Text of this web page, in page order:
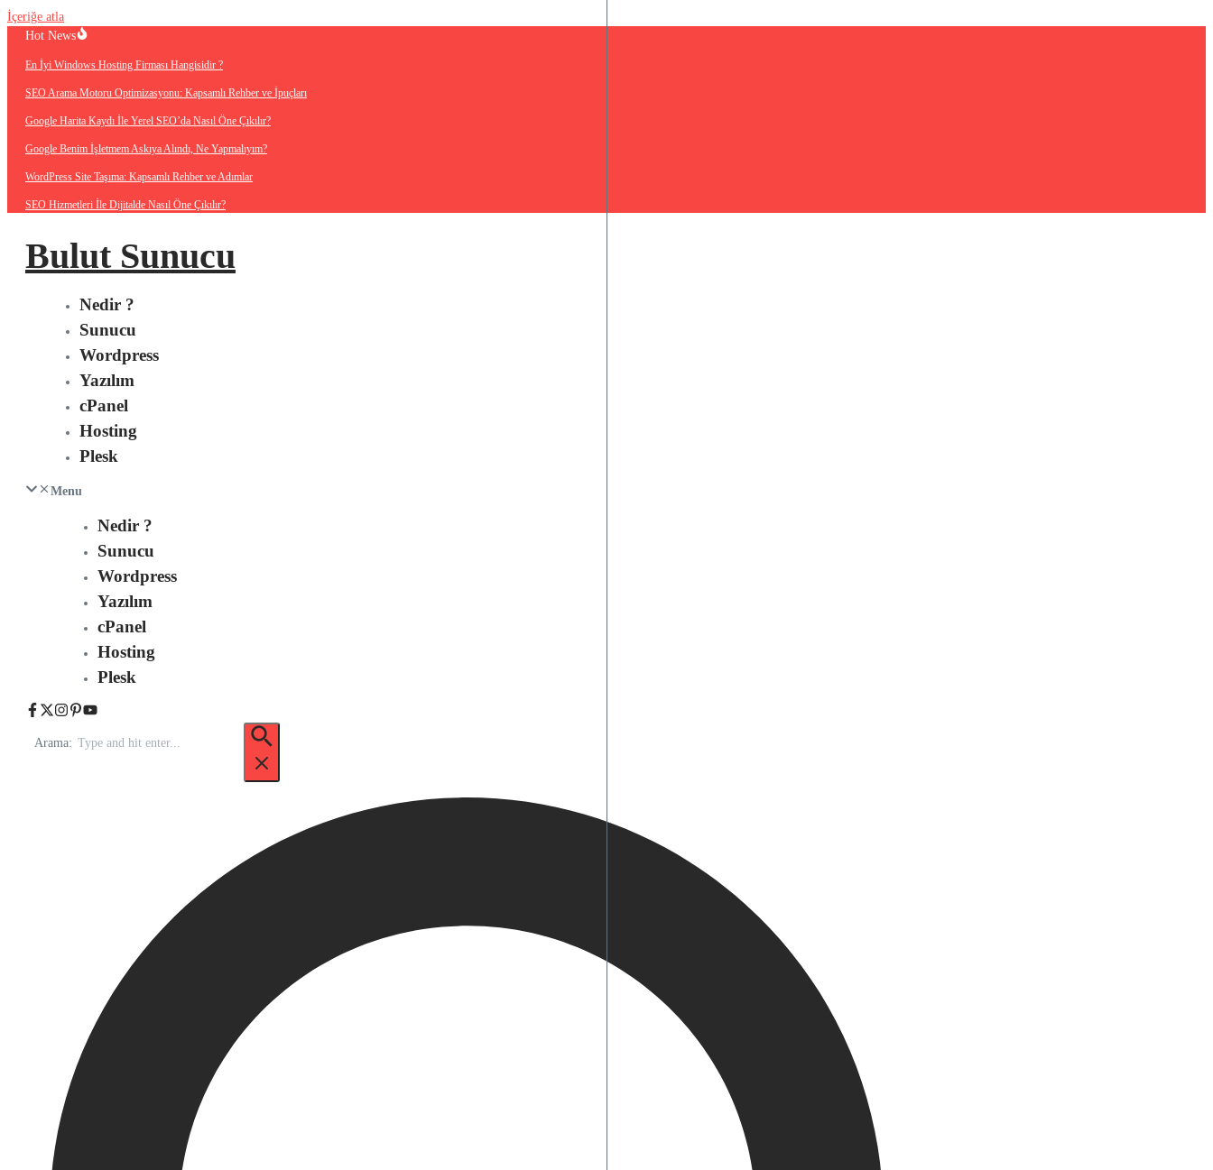
İçeriğe atla
Hot News
En İyi Windows Hosting Firması Hangisidir ?
SEO Arama Motoru Optimizasyonu: Kapsamlı Rehber ve İpuçları
Google Harita Kaydı İle Yerel SEO’da Nasıl Öne Çıkılır?
Google Benim İşletmem Askıya Alındı, Ne Yapmalıyım?
WordPress Site Taşıma: Kapsamlı Rehber ve Adımlar
SEO Hizmetleri İle Dijitalde Nasıl Öne Çıkılır?
Bulut Sunucu
Nedir ?
Sunucu
Wordpress
Yazılım
cPanel
Hosting
Plesk
Menu
Nedir ?
Sunucu
Wordpress
Yazılım
cPanel
Hosting
Plesk
Arama: